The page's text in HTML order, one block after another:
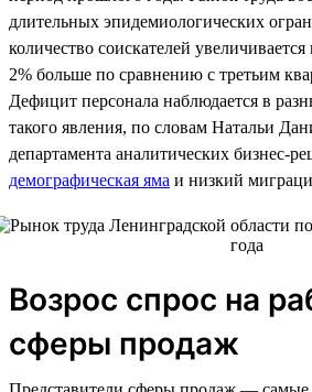
длительных эпидемиологических
количество соискателей
2% больше по сравнению с третьим
Дефицит персонала наблюдается в
такого явления, по словам Натальи
департамента аналитических бизнес-
демографическая яма и низкий
Возрос спрос на
сферы продаж